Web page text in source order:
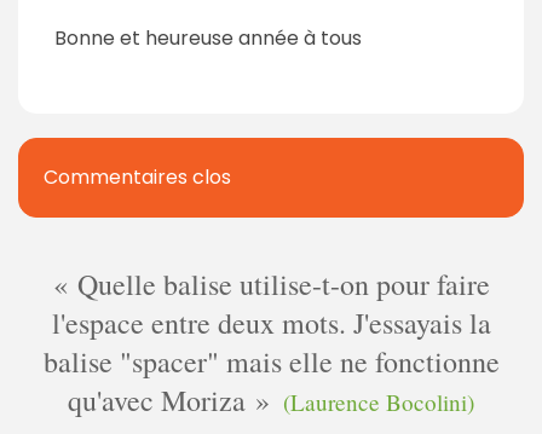
Bonne et heureuse année à tous
Commentaires clos
Quelle balise utilise-t-on pour faire
l'espace entre deux mots. J'essayais la
balise "spacer" mais elle ne fonctionne
qu'avec Moriza
(Laurence Bocolini)